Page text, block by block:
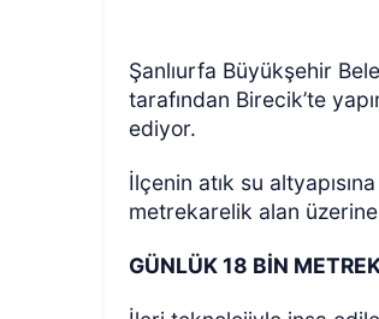
Şanlıurfa Büyükşehir
tarafından Birecik’te
ediyor.
İlçenin atık su
metrekarelik alan
GÜNLÜK 18 BİN